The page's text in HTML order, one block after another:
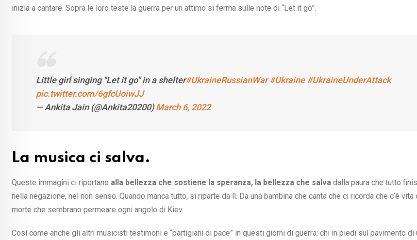
inizia a cantare. Sopra le loro teste la guerra per un attimo si ferma sulle note di “Let it go”.
Little girl singing "Let it go" in a shelter#UkraineRussianWar #Ukraine #UkraineUnderAttack
pic.twitter.com/6gfcUoiwJJ
— Ankita Jain (@Ankita20200)March 6, 2022
La musica ci salva.
Queste immagini ci riportano alla bellezza che sostiene la speranza, la bellezza che salva dalla paura che tutto
nella negazione, nel non senso. Quando manca tutto, si riparte da lì. Da una bambina che canta che ci ricorda che c’è vita
morte che sembrano permeare ogni angolo di Kiev.
Così come anche gli altri musicisti testimoni e “partigiani di pace” in questi giorni di guerra: chi in piedi sul pavimento di